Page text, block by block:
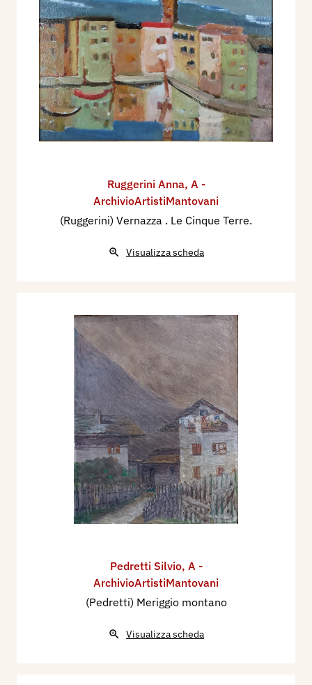
Ruggerini Anna, A -
ArchivioArtistiMantovani
(Ruggerini) Vernazza . Le Cinque Terre.
Visualizza scheda
Pedretti Silvio, A -
ArchivioArtistiMantovani
(Pedretti) Meriggio montano
Visualizza scheda